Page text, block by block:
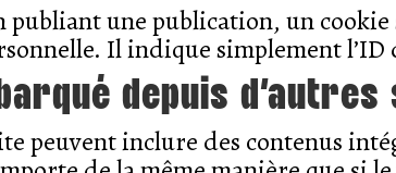
publiant une publication, un
Il indique simplement
depuis d’autres
peuvent inclure des contenus